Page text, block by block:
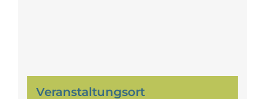
Veranstaltungsort